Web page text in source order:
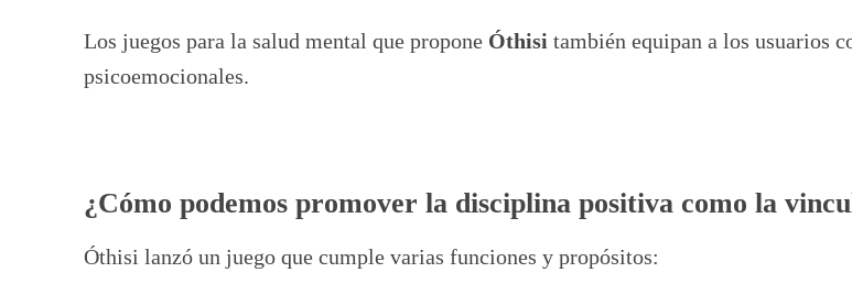
Los juegos para la salud mental que propone Óthisi también equipan a los usuarios
psicoemocionales.
¿Cómo podemos promover la disciplina positiva como la
Óthisi lanzó un juego que cumple varias funciones y propósitos: